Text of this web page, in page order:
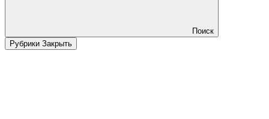
Поиск
Рубрики Закрыть